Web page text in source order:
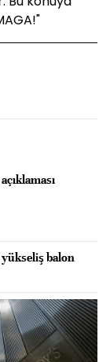
balon